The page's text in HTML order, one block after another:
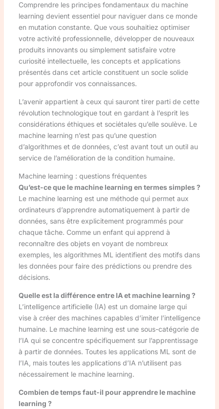
Comprendre les principes fondamentaux du machine
learning devient essentiel pour naviguer dans ce monde
en mutation constante. Que vous souhaitiez optimiser
votre activité professionnelle, développer de nouveaux
produits innovants ou simplement satisfaire votre
curiosité intellectuelle, les concepts et applications
présentés dans cet article constituent un socle solide
pour approfondir vos connaissances.
L’avenir appartient à ceux qui sauront tirer parti de cette
révolution technologique tout en gardant à l’esprit les
considérations éthiques et sociétales qu’elle soulève. Le
machine learning n’est pas qu’une question
d’algorithmes et de données, c’est avant tout un outil au
service de l’amélioration de la condition humaine.
Machine learning : questions fréquentes
Qu’est-ce que le machine learning en termes simples ?
Le machine learning est une méthode qui permet aux
ordinateurs d’apprendre automatiquement à partir de
données, sans être explicitement programmés pour
chaque tâche. Comme un enfant qui apprend à
reconnaître des objets en voyant de nombreux
exemples, les algorithmes ML identifient des motifs dans
les données pour faire des prédictions ou prendre des
décisions.
Quelle est la différence entre IA et machine learning ?
L’intelligence artificielle (IA) est un domaine large qui
vise à créer des machines capables d’imiter l’intelligence
humaine. Le machine learning est une sous-catégorie de
l’IA qui se concentre spécifiquement sur l’apprentissage
à partir de données. Toutes les applications ML sont de
l’IA, mais toutes les applications d’IA n’utilisent pas
nécessairement le machine learning.
Combien de temps faut-il pour apprendre le machine
learning ?